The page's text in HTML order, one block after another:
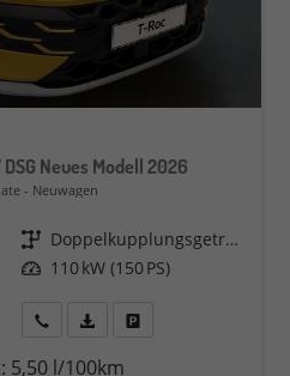
DSG Neues Modell 2026
Neuwagen
Getriebe
Doppelkupplungsgetriebe (DSG)
Leistung 110 kW (150 PS)
Rückruf PDF-Datei, Fahrzeugexposé
5,50 l/100km